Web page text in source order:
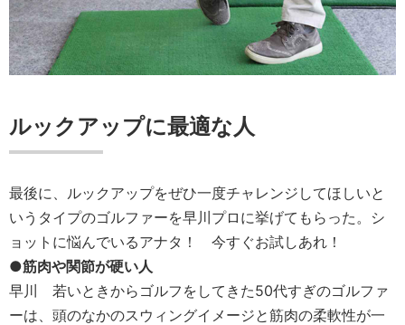
ルックアップに最適な人
最後に、ルックアップをぜひ一度チャレンジしてほしいと
いうタイプのゴルファーを早川プロに挙げてもらった。シ
ョットに悩んでいるアナタ！ 今すぐお試しあれ！
●筋肉や関節が硬い人
早川 若いときからゴルフをしてきた50代すぎのゴルファ
ーは、頭のなかのスウィングイメージと筋肉の柔軟性が一